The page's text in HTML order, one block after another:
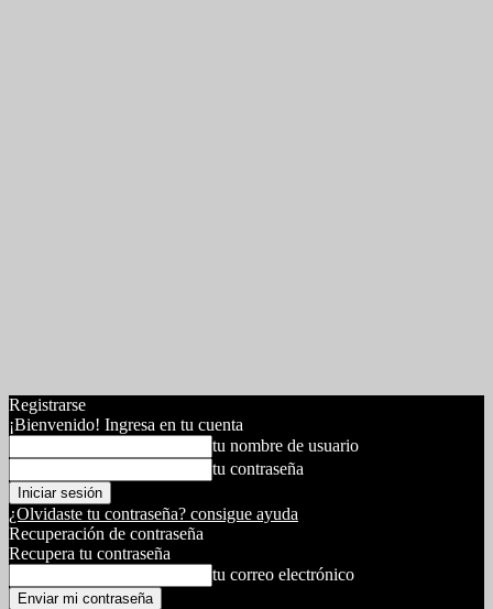
Registrarse
¡Bienvenido! Ingresa en tu cuenta
tu nombre de usuario
tu contraseña
¿Olvidaste tu contraseña? consigue ayuda
Recuperación de contraseña
Recupera tu contraseña
tu correo electrónico